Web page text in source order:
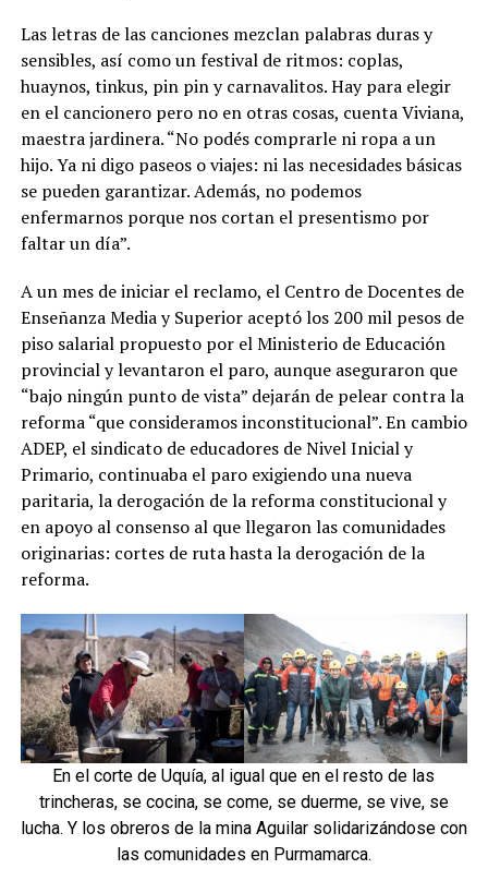
Las letras de las canciones mezclan palabras duras y
sensibles, así como un festival de ritmos: coplas,
huaynos, tinkus, pin pin y carnavalitos. Hay para elegir
en el cancionero pero no en otras cosas, cuenta Viviana,
maestra jardinera. “No podés comprarle ni ropa a un
hijo. Ya ni digo paseos o viajes: ni las necesidades básicas
se pueden garantizar. Además, no podemos
enfermarnos porque nos cortan el presentismo por
faltar un día”.
A un mes de iniciar el reclamo, el Centro de Docentes de
Enseñanza Media y Superior aceptó los 200 mil pesos de
piso salarial propuesto por el Ministerio de Educación
provincial y levantaron el paro, aunque aseguraron que
“bajo ningún punto de vista” dejarán de pelear contra la
reforma “que consideramos inconstitucional”. En cambio
ADEP, el sindicato de educadores de Nivel Inicial y
Primario, continuaba el paro exigiendo una nueva
paritaria, la derogación de la reforma constitucional y
en apoyo al consenso al que llegaron las comunidades
originarias: cortes de ruta hasta la derogación de la
reforma.
En el corte de Uquía, al igual que en el resto de las
trincheras, se cocina, se come, se duerme, se vive, se
lucha. Y los obreros de la mina Aguilar solidarizándose con
las comunidades en Purmamarca.